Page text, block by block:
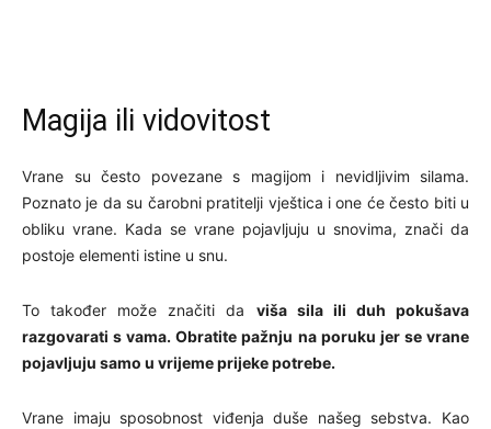
Magija ili vidovitost
Vrane su često povezane s magijom i nevidljivim silama.
Poznato je da su čarobni pratitelji vještica i one će često biti u
obliku vrane. Kada se vrane pojavljuju u snovima, znači da
postoje elementi istine u snu.
To također može značiti da viša sila ili duh pokušava
razgovarati s vama. Obratite pažnju na poruku jer se vrane
pojavljuju samo u vrijeme prijeke potrebe.
Vrane imaju sposobnost viđenja duše našeg sebstva. Kao